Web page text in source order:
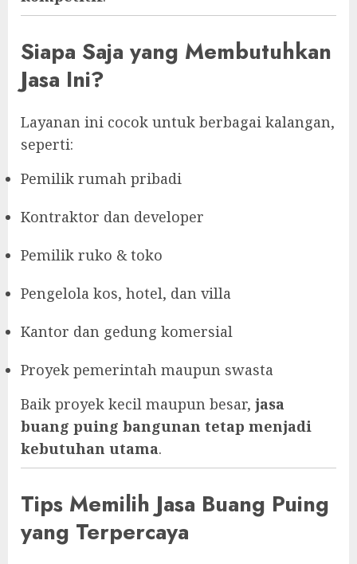
Siapa Saja yang Membutuhkan
Jasa Ini?
Layanan ini cocok untuk berbagai kalangan,
seperti:
Pemilik rumah pribadi
Kontraktor dan developer
Pemilik ruko & toko
Pengelola kos, hotel, dan villa
Kantor dan gedung komersial
Proyek pemerintah maupun swasta
Baik proyek kecil maupun besar, jasa
buang puing bangunan tetap menjadi
kebutuhan utama.
Tips Memilih Jasa Buang Puing
yang Terpercaya